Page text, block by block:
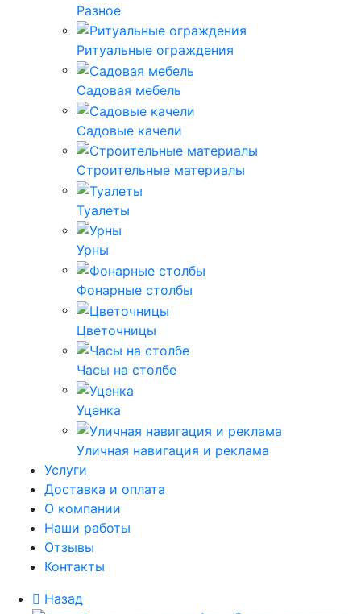
Разное
Ритуальные ограждения
Садовая мебель
Садовые качели
Строительные материалы
Туалеты
Урны
Фонарные столбы
Цветочницы
Часы на столбе
Уценка
Уличная навигация и реклама
Услуги
Доставка и оплата
О компании
Наши работы
Отзывы
Контакты
Назад